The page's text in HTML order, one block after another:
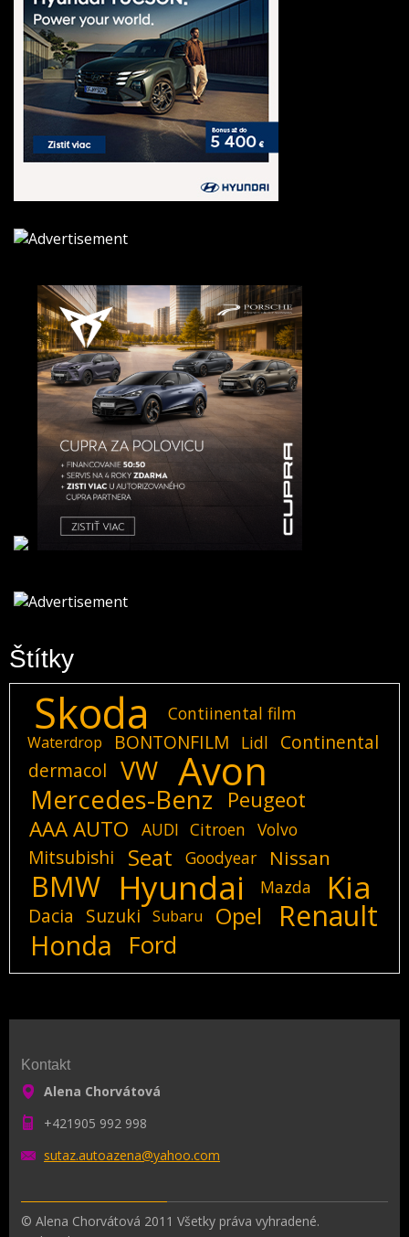
Štítky
Skoda Contiinental film
Waterdrop BONTONFILM Lidl
Continental
dermacol
VW Avon
Mercedes-Benz
Peugeot
AAA AUTO
AUDI Citroen Volvo
Mitsubishi Seat Goodyear Nissan
BMW Hyundai Mazda Kia
Dacia Suzuki Subaru Opel Renault
Honda Ford
Kontakt
Alena Chorvátová
+421905 992 998
sutaz.autoazena@yahoo.com
© Alena Chorvátová 2011 Všetky práva vyhradené.